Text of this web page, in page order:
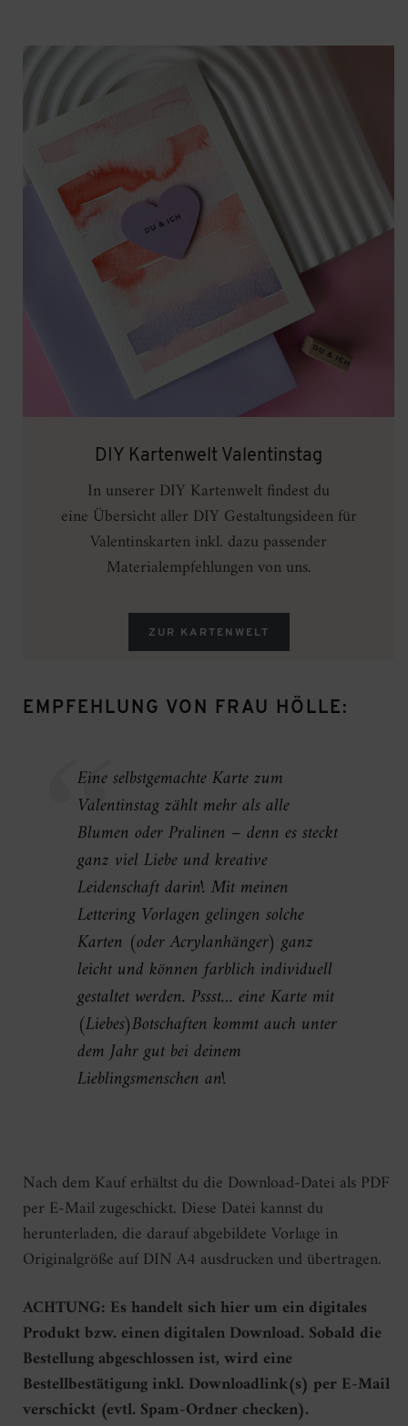
DIY Kartenwelt Valentinstag
In unserer DIY Kartenwelt findest du
eine Übersicht aller DIY Gestaltungsideen für
Valentinskarten inkl. dazu passender
Materialempfehlungen von uns.
ZUR KARTENWELT
EMPFEHLUNG VON FRAU HÖLLE:
Eine selbstgemachte Karte zum
Valentinstag zählt mehr als alle
Blumen oder Pralinen – denn es steckt
ganz viel Liebe und kreative
Leidenschaft darin! Mit meinen
Lettering Vorlagen gelingen solche
Karten (oder Acrylanhänger) ganz
leicht und können farblich individuell
gestaltet werden. Pssst… eine Karte mit
(Liebes)Botschaften kommt auch unter
dem Jahr gut bei deinem
Lieblingsmenschen an!
Nach dem Kauf erhältst du die Download-Datei als PDF
per E-Mail zugeschickt. Diese Datei kannst du
herunterladen, die darauf abgebildete Vorlage in
Originalgröße auf DIN A4 ausdrucken und übertragen.
ACHTUNG: Es handelt sich hier um ein digitales
Produkt bzw. einen digitalen Download. Sobald die
Bestellung abgeschlossen ist, wird eine
Bestellbestätigung inkl. Downloadlink(s) per E-Mail
verschickt (evtl. Spam-Ordner checken).